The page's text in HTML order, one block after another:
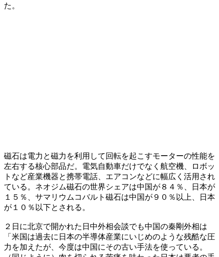
た。
磁石は電力と磁力を利用して回転を起こすモーターの性能を
左右する核心部品だ。電気自動車だけでなく航空機、ロボッ
トなど産業機器と携帯電話、エアコンなどに幅広く活用され
ている。ネオジム磁石の世界シェアは中国が８４％、日本が
１５％、サマリウムコバルト磁石は中国が９０％以上、日本
が１０％以下とされる。
２日に北京で開かれた日中外相会談でも中国の秦剛外相は
「米国は過去に日本の半導体産業にいじめのような残酷な圧
力を加えたが、今度は中国にその古い手法を使っている。